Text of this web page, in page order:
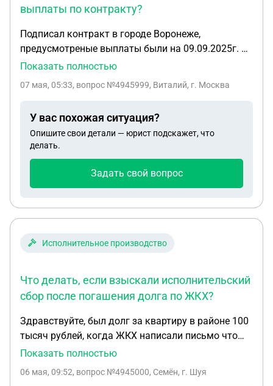
выплаты по контракту?
Подписал контракт в городе Воронеже,
предусмотреные выплаты были на 09.09.2025г. в
размере 905000т.р. Мне пришли региональные
хотя мне в военкомате твердили что придут
оставшиеся 205000т.р. Можете подсказать что
делать?
Показать полностью
07 мая, 05:33, вопрос №4945999, Виталий, г. Москва
У вас похожая ситуация?
Опишите свои детали — юрист подскажет, что
делать.
Задать свой вопрос
Исполнительное производство
Что делать, если взыскали исполнительский
сбор после погашения долга по ЖКХ?
Здравствуйте, был долг за квартиру в районе 100
тысяч рублей, когда ЖКХ написали письмо что
подадут в суд мы с женой стали искать деньги,
приходит решение суда и 17 апреля все счета у
Показать полностью
06 мая, 09:52, вопрос №4945000, Семён, г. Шуя